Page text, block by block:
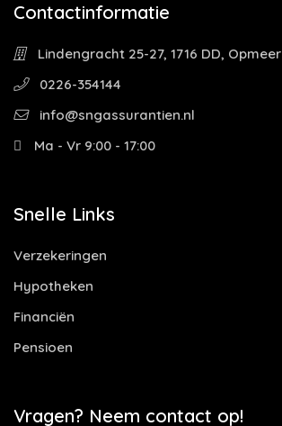
Contactinformatie
Lindengracht 25-27, 1716 DD, Opmeer
0226-354144
info@sngassurantien.nl
Ma - Vr 9:00 - 17:00
Snelle Links
Verzekeringen
Hypotheken
Financiën
Pensioen
Vragen? Neem contact op!